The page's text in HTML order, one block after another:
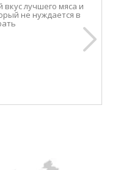
лучшего мяса и
не нуждается в